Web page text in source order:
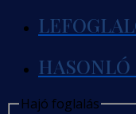
HASONLÓ
Hajó foglalás